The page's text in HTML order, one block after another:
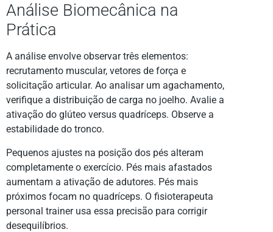
Análise Biomecânica na
Prática
A análise envolve observar três elementos:
recrutamento muscular, vetores de força e
solicitação articular. Ao analisar um agachamento,
verifique a distribuição de carga no joelho. Avalie a
ativação do glúteo versus quadríceps. Observe a
estabilidade do tronco.
Pequenos ajustes na posição dos pés alteram
completamente o exercício. Pés mais afastados
aumentam a ativação de adutores. Pés mais
próximos focam no quadríceps. O fisioterapeuta
personal trainer usa essa precisão para corrigir
desequilíbrios.